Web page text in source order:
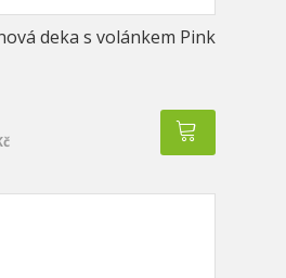
deka s volánkem Pink